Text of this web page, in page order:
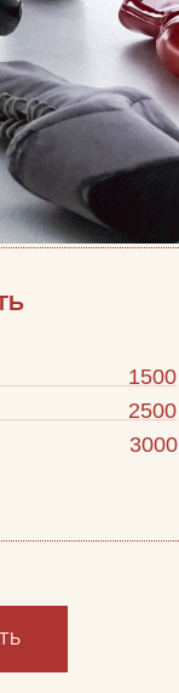
3000
2500
1500